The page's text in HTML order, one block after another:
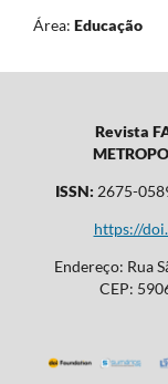
Área: Educação
Revista
ISSN: 2675-
https://
Endereço: Rua
CEP: